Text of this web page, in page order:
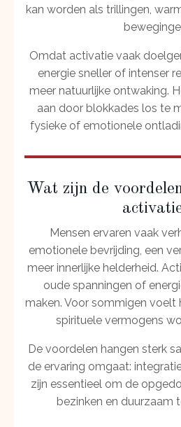
kan worden als trillingen,
Omdat activatie vaak
energie sneller of intenser
meer natuurlijke ontwaking.
aan door blokkades los te
fysieke of emotionele
Wat zijn de
Mensen ervaren vaak
emotionele bevrijding, een
meer innerlijke helderheid.
oude spanningen of
maken. Voor sommigen
spirituele vermogens
De voordelen hangen sterk
de ervaring omgaat:
zijn essentieel om de
bezinken en duurzaam